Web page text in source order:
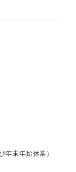
年末年始休業）